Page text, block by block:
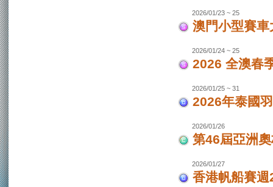
2026/01/23 ~ 25
澳門小型賽
2026/01/24 ~ 25
2026 全澳春
2026/01/25 ~ 31
2026年泰國
2026/01/26
第46屆亞洲
2026/01/27
香港帆船賽